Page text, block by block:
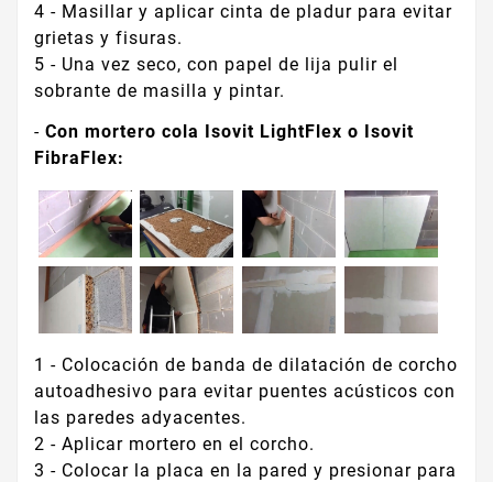
4 - Masillar y aplicar cinta de pladur para evitar
grietas y fisuras.
5 - Una vez seco, con papel de lija pulir el
sobrante de masilla y pintar.
- Con mortero cola Isovit LightFlex o Isovit
FibraFlex:
1 - Colocación de banda de dilatación de corcho
autoadhesivo para evitar puentes acústicos con
las paredes adyacentes.
2 - Aplicar mortero en el corcho.
3 - Colocar la placa en la pared y presionar para